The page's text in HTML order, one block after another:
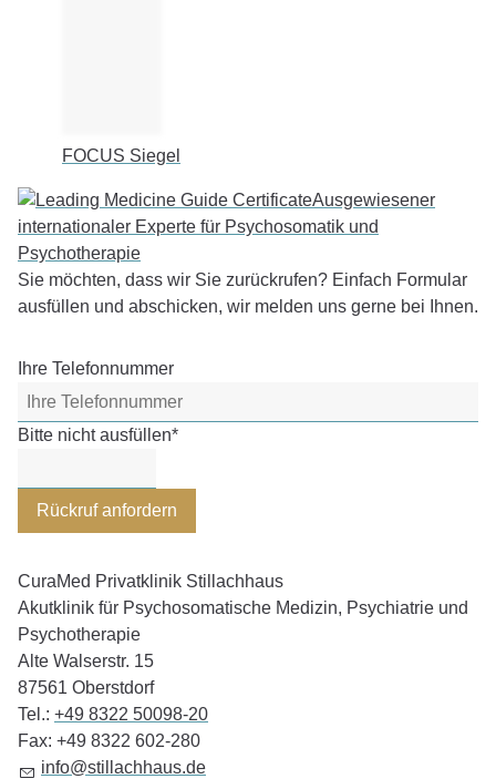
FOCUS Siegel
Ausgewiesener
internationaler Experte für Psychosomatik und
Psychotherapie
Sie möchten, dass wir Sie zurückrufen? Einfach Formular
ausfüllen und abschicken, wir melden uns gerne bei Ihnen.
Ihre Telefonnummer
Bitte nicht ausfüllen*
Rückruf anfordern
CuraMed Privatklinik Stillachhaus
Akutklinik für Psychosomatische Medizin, Psychiatrie und
Psychotherapie
Alte Walserstr. 15
87561 Oberstdorf
Tel.: +49 8322 50098-20
Fax: +49 8322 602-280
info@stillachhaus.de